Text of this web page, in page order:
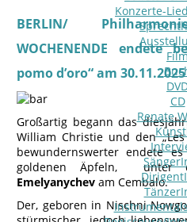
Konzerte-
Film
CD
Renate
BERLIN/
WOCHENENDE endete
pomo d’oro“ am 30.11.2025
Großartig begann das
William Christie und den
bewundernswerter endete
goldenen Äpfeln, unter
Emelyanychev am Cembalo.
Der, geboren in Nischni